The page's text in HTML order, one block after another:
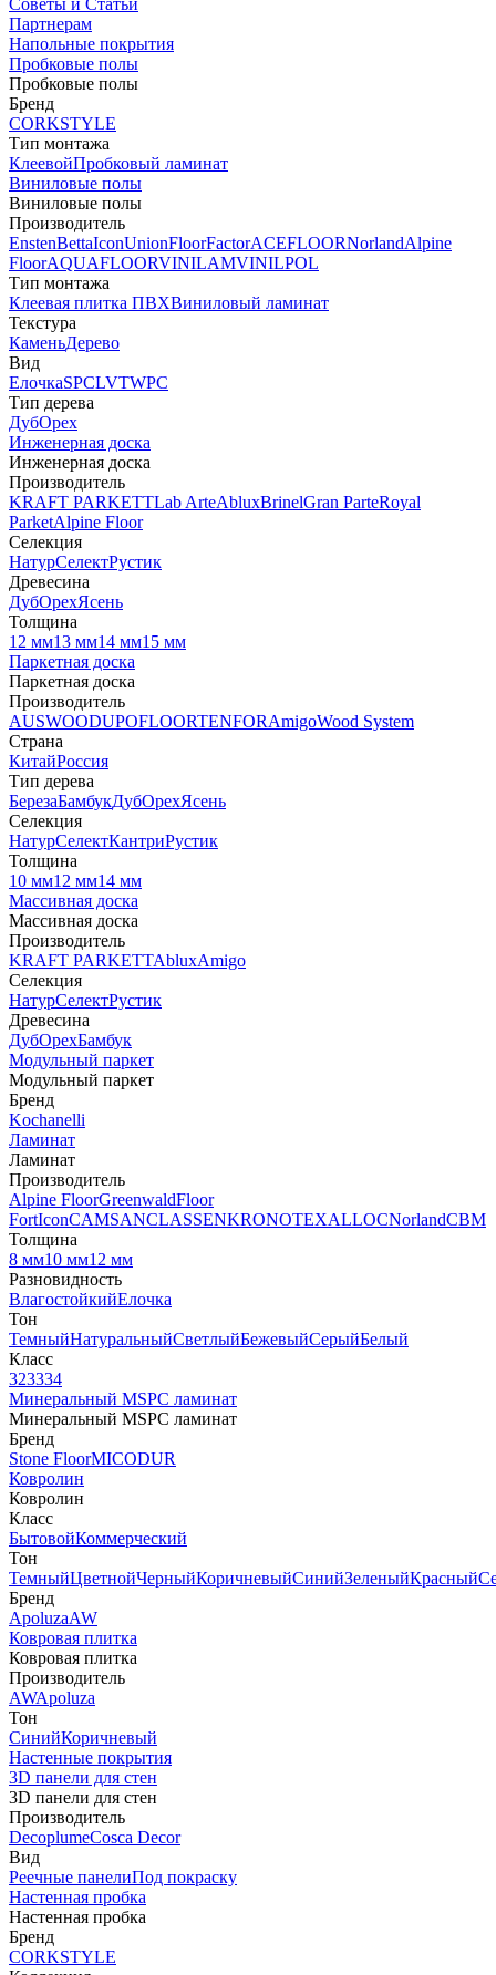
Советы и Статьи
Партнерам
Напольные покрытия
Пробковые полы
Пробковые полы
Бренд
CORKSTYLE
Тип монтажа
КлеевойПробковый ламинат
Виниловые полы
Виниловые полы
Производитель
EnstenBettaIconUnionFloorFactorACEFLOORNorlandAlpine
FloorAQUAFLOORVINILAMVINILPOL
Тип монтажа
Клеевая плитка ПВХВиниловый ламинат
Текстура
КаменьДерево
Вид
ЕлочкаSPCLVTWPC
Тип дерева
ДубОрех
Инженерная доска
Инженерная доска
Производитель
KRAFT PARKETTLab ArteAbluxBrinelGran ParteRoyal
ParketAlpine Floor
Селекция
НатурСелектРустик
Древесина
ДубОрехЯсень
Толщина
12 мм13 мм14 мм15 мм
Паркетная доска
Паркетная доска
Производитель
AUSWOODUPOFLOORTENFORAmigoWood System
Страна
КитайРоссия
Тип дерева
БерезаБамбукДубОрехЯсень
Селекция
НатурСелектКантриРустик
Толщина
10 мм12 мм14 мм
Массивная доска
Массивная доска
Производитель
KRAFT PARKETTAbluxAmigo
Селекция
НатурСелектРустик
Древесина
ДубОрехБамбук
Модульный паркет
Модульный паркет
Бренд
Kochanelli
Ламинат
Ламинат
Производитель
Alpine FloorGreenwaldFloor
FortIconCAMSANCLASSENKRONOTEXALLOCNorlandCBM
Толщина
8 мм10 мм12 мм
Разновидность
ВлагостойкийЕлочка
Тон
ТемныйНатуральныйСветлыйБежевыйСерыйБелый
Класс
323334
Минеральный MSPC ламинат
Минеральный MSPC ламинат
Бренд
Stone FloorMICODUR
Ковролин
Ковролин
Класс
БытовойКоммерческий
Тон
ТемныйЦветнойЧерныйКоричневыйСинийЗеленыйКрасный
Бренд
ApoluzaAW
Ковровая плитка
Ковровая плитка
Производитель
AWApoluza
Тон
СинийКоричневый
Настенные покрытия
3D панели для стен
3D панели для стен
Производитель
DecoplumeCosca Decor
Вид
Реечные панелиПод покраску
Настенная пробка
Настенная пробка
Бренд
CORKSTYLE